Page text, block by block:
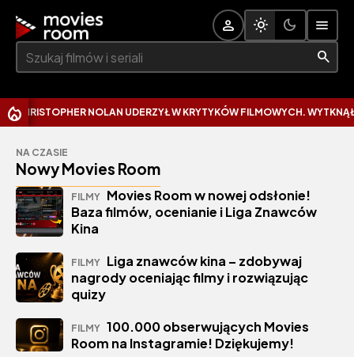
Szukaj:
NOLAN UDERZYŁ W KRYTYKÓW FILMOWYCH. WYTKNĄŁ IM
NA CZASIE
Nowy Movies Room
FILMY Movies Room w nowej odsłonie!
Baza filmów, ocenianie i Liga Znawców
Kina
FILMY Liga znawców kina – zdobywaj
nagrody oceniając filmy i rozwiązując
quizy
FILMY 100.000 obserwujących Movies
Room na Instagramie! Dziękujemy!